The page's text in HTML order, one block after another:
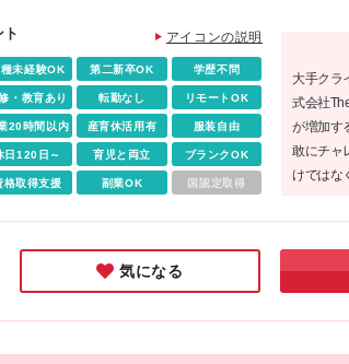
・英語を使い、グローバルに活躍したい ・未経験だけ
分をレベルアップさせたい ・地方を盛り上げたい方 《
ではの魅力》 ＃未経験大歓迎 ＃フルリモート/完全在
可能（プロジェクトにより異なる） ＃世界に通用する
発サービスあり ＃スマホアプリに携わるチャンスも！
αの技術を身につけて、マルチに活躍できる自分へ！
月給35万円~月給70万円 + スキル賞与 + スキルインセ
※想定年収:500万円〜 ※経験・スキルを考慮し決定
支店、広島支店、愛媛支店、熊本支店、沖縄支店、また
近郊のプロジェクト先) ★リモートワーク実施中（プロ
による） ※一部フルリモートあり ★Ｕ＆Ｉターン歓迎
伴う転勤なし ★受動喫煙対策：屋内全面禁煙または分
ロジェクトによる） ★駐車場あり・マイカー通勤OK（
クトによる）
アイコンの説明
未経験OK 第二新卒OK 学歴不問
・教育あり 転勤なし リモートOK
20時間以内 産育休活用有 服装自由
日120日～ 育児と両立 ブランクOK
格取得支援 副業OK 国認定取得
大手クラ
式会社
が増加す
敢にチャ
けではな
につく平
べること
気になる